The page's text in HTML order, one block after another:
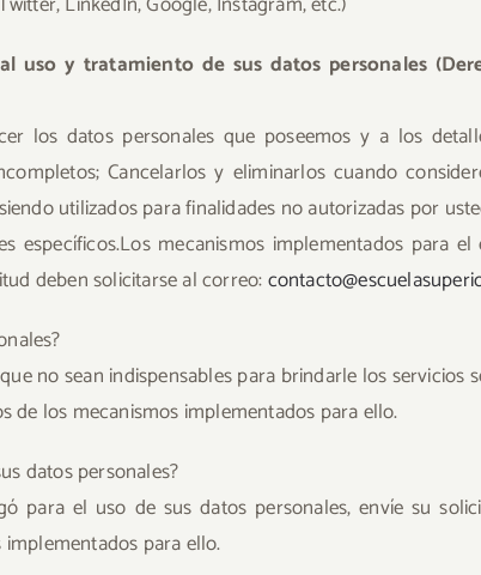
uso y tratamiento de sus datos personales
los datos personales que poseemos y a los
Cancelarlos y eliminarlos cuando
utilizados para finalidades no autorizadas por
mecanismos implementados para
deben solicitarse al correo:
no sean indispensables para brindarle los
de los mecanismos implementados para ello.
datos personales?
para el uso de sus datos personales, envíe su
para ello.